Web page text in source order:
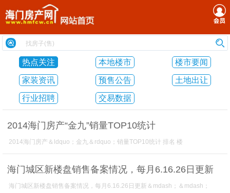
热点关注 本地楼市 楼市要闻
家装资讯 预售公告 土地出让
行业招聘 交易数据
2014海门房产“金九”销量TOP10统计
2014海门房产＆ldquo；金九＆rdquo；销量TOP10统计 排名 楼
海门城区新楼盘销售备案情况，每月6.16.26日更新
海门城区新楼盘销售备案情况，每月6.16.26日更新＆mdash；＆mdash；